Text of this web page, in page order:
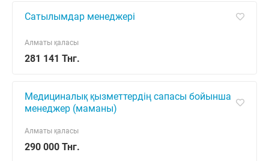
Сатылымдар менеджері
281 141 Тнг.
Алматы қаласы
Медициналық қызметтердің сапасы бойынша
менеджер (маманы)
290 000 Тнг.
Алматы қаласы